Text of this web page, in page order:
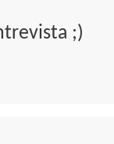
;)